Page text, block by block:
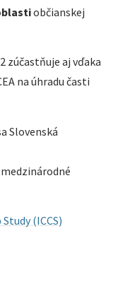
občianskej
zúčastňuje aj vďaka
na úhradu časti
Slovenská
(ICCS)